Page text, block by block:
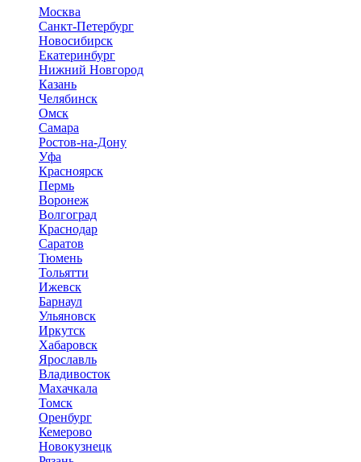
Москва
Санкт-Петербург
Новосибирск
Екатеринбург
Нижний Новгород
Казань
Челябинск
Омск
Самара
Ростов-на-Дону
Уфа
Красноярск
Пермь
Воронеж
Волгоград
Краснодар
Саратов
Тюмень
Тольятти
Ижевск
Барнаул
Ульяновск
Иркутск
Хабаровск
Ярославль
Владивосток
Махачкала
Томск
Оренбург
Кемерово
Новокузнецк